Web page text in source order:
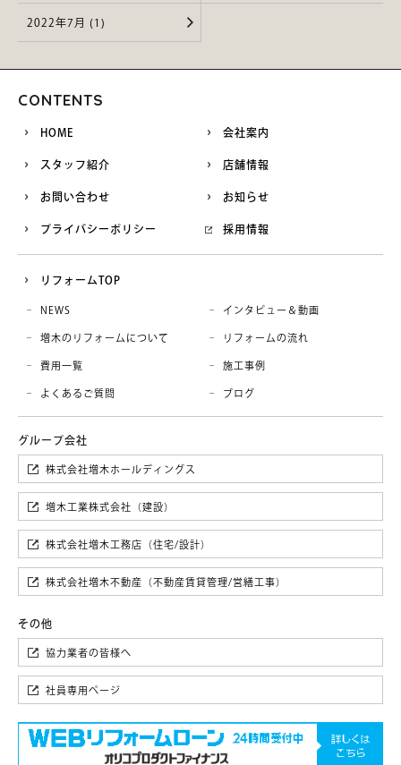
2022年7月 (1)
CONTENTS
HOME 会社案内
スタッフ紹介 店舗情報
お問い合わせ お知らせ
プライバシーポリシー 採用情報
リフォームTOP
NEWS インタビュー＆動画
増木のリフォームについて リフォームの流れ
費用一覧 施工事例
よくあるご質問 ブログ
株式会社増木ホールディングス
増木工業株式会社（建設）
株式会社増木工務店（住宅/設計）
株式会社増木不動産（不動産賃貸管理/営繕工事）
協力業者の皆様へ
社員専用ページ